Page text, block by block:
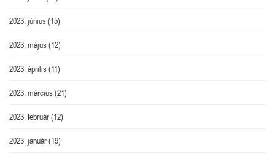
2023. június(15)
2023. május(12)
2023. április(11)
2023. március(21)
2023. február(12)
2023. január(19)